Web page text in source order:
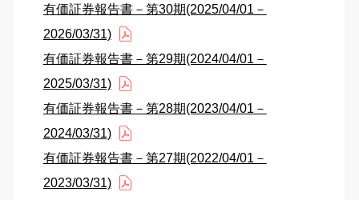
有価証券報告書－第30期(2025/04/01－
2026/03/31)
有価証券報告書－第29期(2024/04/01－
2025/03/31)
有価証券報告書－第28期(2023/04/01－
2024/03/31)
有価証券報告書－第27期(2022/04/01－
2023/03/31)